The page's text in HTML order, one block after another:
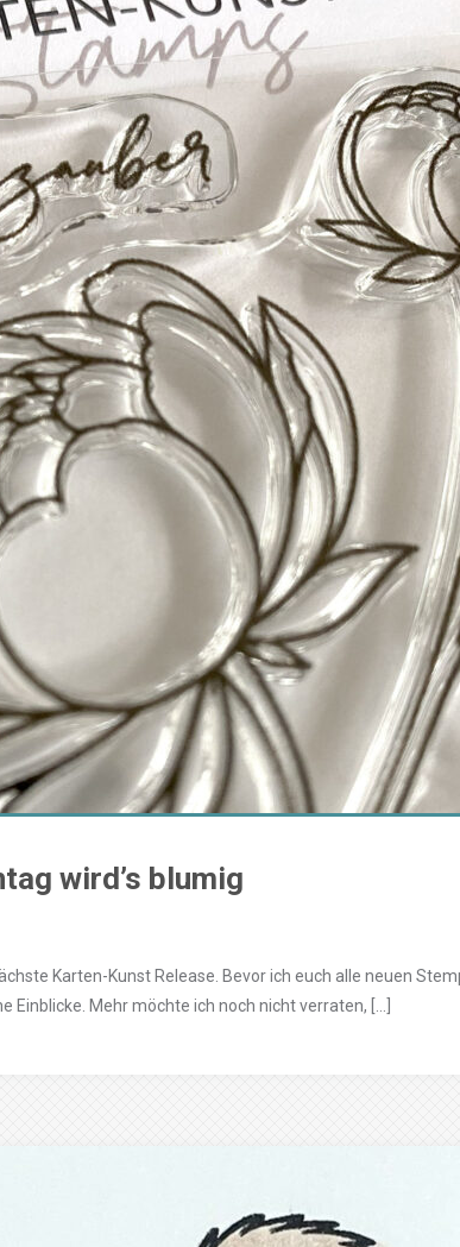
wird’s blumig
Karten-Kunst Release. Bevor ich euch alle neuen
Einblicke. Mehr möchte ich noch nicht verraten, […]